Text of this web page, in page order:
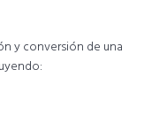
y conversión de una